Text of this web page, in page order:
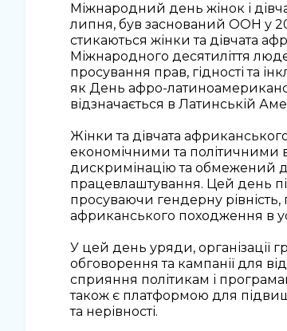
Міжнародний день жінок і
липня, був заснований ООН у
стикаються жінки та дівчата
Міжнародного десятиліття
просування прав, гідності та
як День афро-
відзначається в Латинській
Жінки та дівчата
економічними та
дискримінацію та обмежений
працевлаштування. Цей день
просуваючи гендерну
африканського походження в
У цей день уряди, організації
обговорення та кампанії для
сприяння політикам і
також є платформою для
та нерівності.